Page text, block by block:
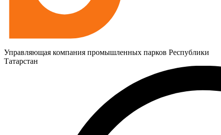
Управляющая компания промышленных парков Республики
Татарстан